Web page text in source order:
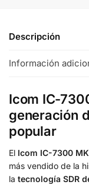
Descripción
Información
Icom IC-
generación
popular
El Icom IC-7300
más vendido de la
la tecnología SDR